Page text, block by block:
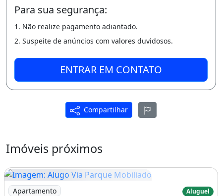
Características do apartamento:
Armários Embutidos
Armários Na Cozinha
Mobiliado
Ar Condicionado
Condomínio Fechado
Permitido Animais
Imóvel mobiliado
Ar-condicionado
Guarda roupa
Para sua segurança:
1. Não realize pagamento adiantado.
2. Suspeite de anúncios com valores duvidosos.
ENTRAR EM CONTATO
Compartilhar
Imóveis próximos
Imagem: Alugo Via Parque Mobiliado
Apartamento Aluguel